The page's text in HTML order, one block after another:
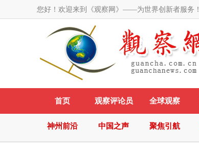
您好！欢迎来到《观察网》——为世界创新者服务！
首页 观察评论员 全球观察
神州前沿 中国之声 聚焦引航